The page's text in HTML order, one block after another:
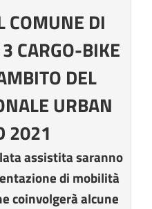
COMUNE DI
CARGO-BIKE
DEL
URBAN
2021
assistita saranno
di mobilità
coinvolgerà alcune